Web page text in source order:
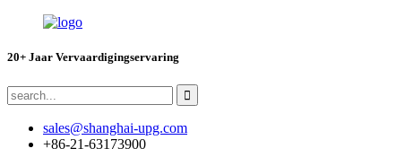
20+ Jaar Vervaardigingservaring
sales@shanghai-upg.com
+86-21-63173900